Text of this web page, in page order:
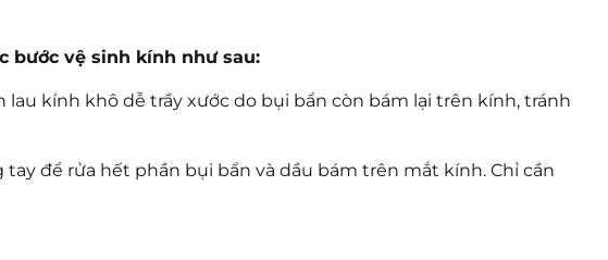
bước vệ sinh kính như sau:
kính khô dễ trầy xước do bụi bẩn còn bám lại trên kính, tránh
để rửa hết phần bụi bẩn và dầu bám trên mắt kính. Chỉ cần